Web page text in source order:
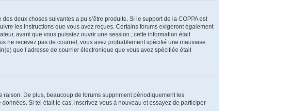
deux choses suivantes a pu s’être produite. Si le support de la COPPA est
les instructions que vous avez reçues. Certains forums exigeront également
avant que vous puissiez ouvrir une session ; cette information était
ne recevez pas de courriel, vous avez probablement spécifié une mauvaise
que l’adresse de courrier électronique que vous avez spécifiée était
raison. De plus, beaucoup de forums suppriment périodiquement les
Si tel était le cas, inscrivez-vous à nouveau et essayez de participer